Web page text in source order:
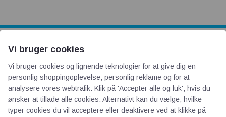
Om os
Priser
Kontakt
Vi bruger cookies
Vi bruger cookies og lignende teknologier for at give dig en
personlig shoppingoplevelse, personlig reklame og for at
analysere vores webtrafik. Klik på 'Accepter alle og luk', hvis du
ønsker at tillade alle cookies. Alternativt kan du vælge, hvilke
typer cookies du vil acceptere eller deaktivere ved at klikke på